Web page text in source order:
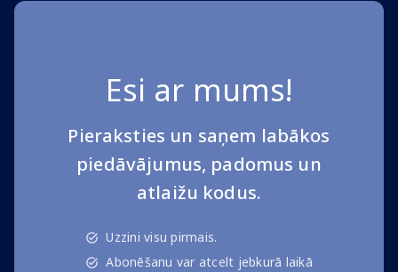
Esi ar mums!
Pieraksties un saņem labākos
piedāvājumus, padomus un
atlaižu kodus.
Uzzini visu pirmais.
Abonēšanu var atcelt jebkurā laikā